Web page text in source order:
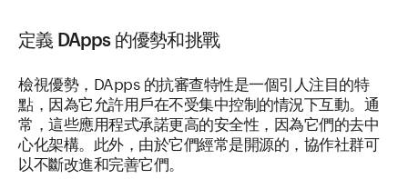
定義 DApps 的優勢和挑戰
檢視優勢，DApps 的抗審查特性是一個引人注目的特
點，因為它允許用戶在不受集中控制的情況下互動。通
常，這些應用程式承諾更高的安全性，因為它們的去中
心化架構。此外，由於它們經常是開源的，協作社群可
以不斷改進和完善它們。